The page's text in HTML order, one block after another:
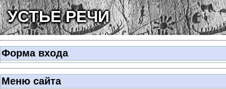
УСТЬЕ РЕЧИ
Форма входа
Меню сайта